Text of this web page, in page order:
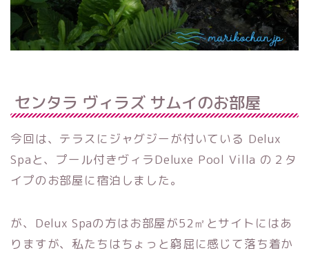
センタラ ヴィラズ サムイのお部屋
今回は、テラスにジャグジーが付いている Delux
Spaと、プール付きヴィラDeluxe Pool Villa の２タ
イプのお部屋に宿泊しました。
が、Delux Spaの方はお部屋が52㎡とサイトにはあ
りますが、私たちはちょっと窮屈に感じて落ち着か